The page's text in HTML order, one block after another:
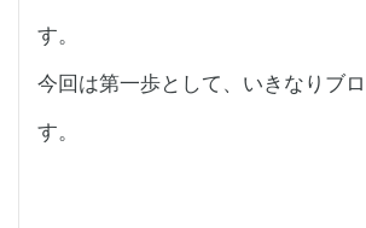
す。
今回は第一歩として、いきなりブ
す。